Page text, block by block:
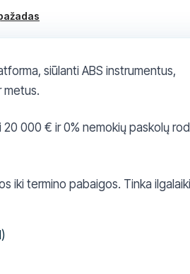
siūlanti ABS instrumentus,
metus.
000 € ir 0% nemokių paskolų
iki termino pabaigos. Tinka